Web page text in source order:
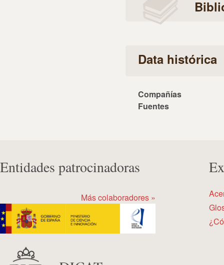
Data histórica
Compañías
Fuentes
Entidades patrocinadoras
Más colaboradores »